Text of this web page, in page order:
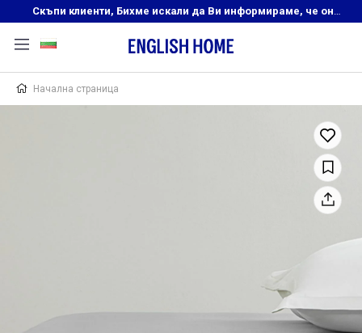
Скъпи клиенти, Бихме искали да Ви информираме, че онлайн магазинът на English Home преустановява своята дейност. Прекрасният ни и усмихнат екип ,Ви очаква в нашите физически магазини, където ще откриете любимите си продукти! Благодарим Ви, че сте част от семейството на Еnglish Home!
Начална страница